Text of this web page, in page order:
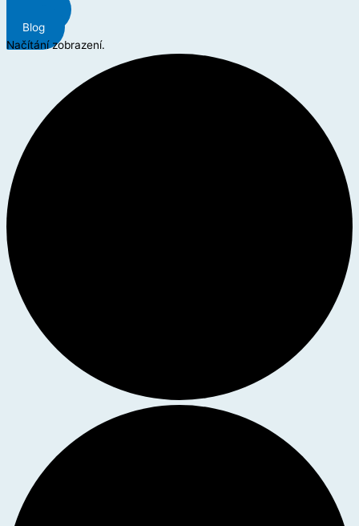
Blog
Načítání zobrazení.